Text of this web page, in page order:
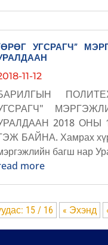
УГСРАГЧ”
11-12
2018 ОНЫ
БАЙНА. Хамрах
багш нар
more
15 / 16 « Эхэнд